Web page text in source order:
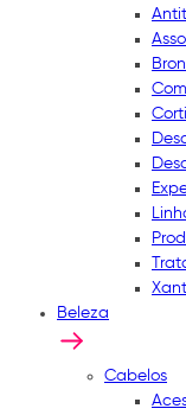
Beleza
Cabelos